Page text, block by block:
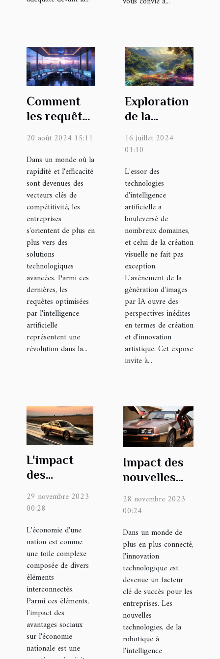
Comment
les requêtes
IA peuvent
transformer
les
opérations
d'entreprise
20 août 2024 15:11
Dans un monde où la
rapidité et l'efficacité
sont devenues des
vecteurs clés de
compétitivité, les
entreprises
s'orientent de plus en
plus vers des
solutions
technologiques
avancées. Parmi ces
dernières, les
requêtes optimisées
par l'intelligence
artificielle
représentent une
révolution dans la...
Exploration
de la
d'images
potentiel et
processus
créatif
16 juillet 2024
01:10
L'essor des
technologies
d'intelligence
artificielle a
bouleversé de
nombreux domaines,
et celui de la création
visuelle ne fait pas
exception.
L'avènement de la
génération d'images
par IA ouvre des
perspectives inédites
en termes de création
et d'innovation
artistique. Cet expose
invite à...
L'impact
des
sociaux sur
nationale
29 novembre 2023
00:28
L'économie d'une
nation est comme
une toile complexe
composée de divers
éléments
interconnectés.
Parmi ces éléments,
l'impact des
avantages sociaux
sur l'économie
nationale est une
Impact des
nouvelles
sur les
innovantes
28 novembre 2023
00:24
Dans un monde de
plus en plus connecté,
l'innovation
technologique est
devenue un facteur
clé de succès pour les
entreprises. Les
nouvelles
technologies, de la
robotique à
l'intelligence